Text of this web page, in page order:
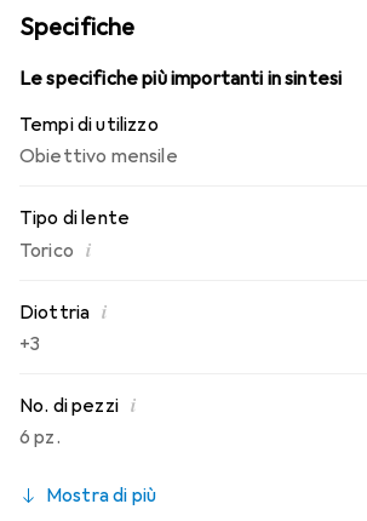
con le lenti mensili.
Specifiche
Le specifiche più importanti in sintesi
Tempi di utilizzo
Obiettivo mensile
Tipo di lente
Torico i
Diottria i
+3
No. di pezzi i
6 pz.
Mostra di più